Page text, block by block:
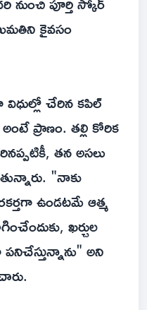
కైవసం
చేరిన కపిల్
ప్రాణం. తల్లి కోరిక
తన అసలు
"నాకు
ఉండటమే ఆత్మ
ఖర్చుల
అని